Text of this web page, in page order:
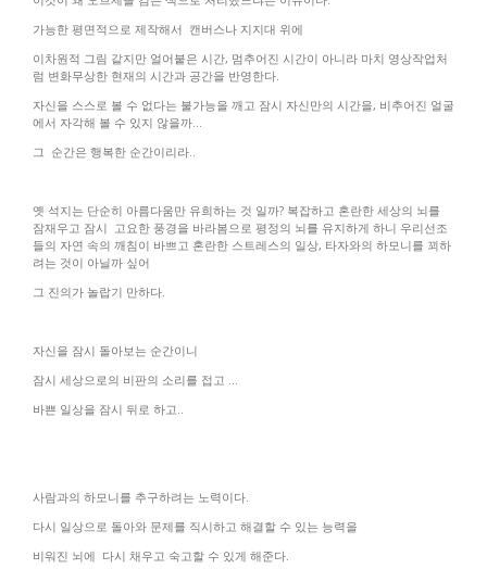
가능한 평면적으로 제작해서 캔버스나 지지대 위에
이차원적 그림 같지만 얼어붙은 시간, 멈추어진 시간이 아니라 마치 영상작업처
럼 변화무상한 현재의 시간과 공간을 반영한다.
자신을 스스로 볼 수 없다는 불가능을 깨고 잠시 자신만의 시간을, 비추어진 얼굴
에서 자각해 볼 수 있지 않을까...
그 순간은 행복한 순간이리라..
옛 석지는 단순히 아름다움만 유희하는 것 일까? 복잡하고 혼란한 세상의 뇌를
잠재우고 잠시 고요한 풍경을 바라봄으로 평정의 뇌를 유지하게 하니 우리선조
들의 자연 속의 깨침이 바쁘고 혼란한 스트레스의 일상, 타자와의 하모니를 꾀하
려는 것이 아닐까 싶어
그 진의가 놀랍기 만하다.
자신을 잠시 돌아보는 순간이니
잠시 세상으로의 비판의 소리를 접고 ...
바쁜 일상을 잠시 뒤로 하고..
사람과의 하모니를 추구하려는 노력이다.
다시 일상으로 돌아와 문제를 직시하고 해결할 수 있는 능력을
비워진 뇌에 다시 채우고 숙고할 수 있게 해준다.